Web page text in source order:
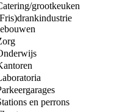
grootkeuken
en perrons